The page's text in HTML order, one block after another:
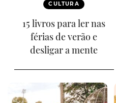
CULTURA
15 livros para ler nas
férias de verão e
desligar a mente